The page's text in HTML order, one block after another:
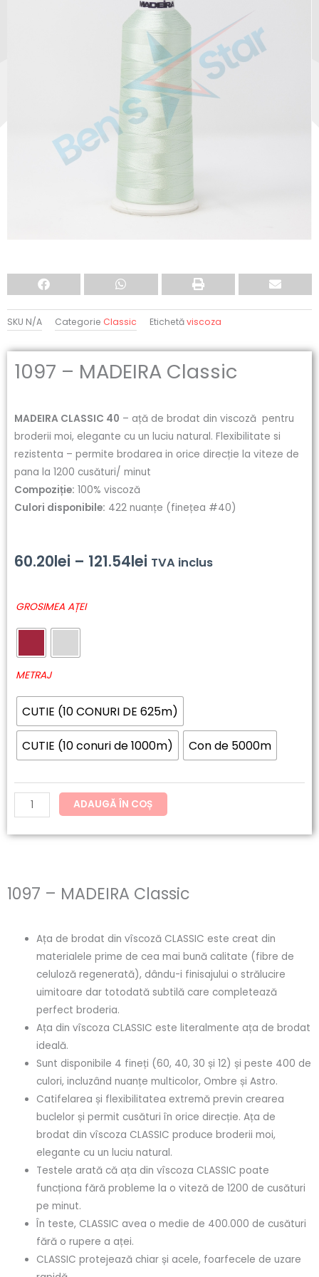
SKU N/A Categorie Classic Etichetăviscoza
1097 – MADEIRA Classic
MADEIRA CLASSIC 40 – ață de brodat din viscoză pentru
broderii moi, elegante cu un luciu natural. Flexibilitate si
rezistenta – permite brodarea in orice direcție la viteze de
pana la 1200 cusături/ minut
Compoziție: 100% viscoză
Culori disponibile: 422 nuanțe (finețea #40)
60.20lei – 121.54lei Interval
la
121.54lei
TVA inclus
GROSIMEA AȚEI
METRAJ
CUTIE (10 CONURI DE 625m)
CUTIE (10 conuri de 1000m) Con de 5000m
Cantitate
MADEIRA
Classic
ADAUGĂ ÎN COȘ
1097 – MADEIRA Classic
Ața de brodat din vîscoză CLASSIC este creat din
materialele prime de cea mai bună calitate (fibre de
celuloză regenerată), dându-i finisajului o strălucire
uimitoare dar totodată subtilă care completează
perfect broderia.
Ața din vîscoza CLASSIC este literalmente ața de brodat
ideală.
Sunt disponibile 4 fineți (60, 40, 30 și 12) și peste 400 de
culori, incluzând nuanțe multicolor, Ombre și Astro.
Catifelarea și flexibilitatea extremă previn crearea
buclelor și permit cusături în orice direcție. Ața de
brodat din vîscoza CLASSIC produce broderii moi,
elegante cu un luciu natural.
Testele arată că ața din vîscoza CLASSIC poate
funcționa fără probleme la o viteză de 1200 de cusături
pe minut.
În teste, CLASSIC avea o medie de 400.000 de cusături
fără o rupere a aței.
CLASSIC protejează chiar și acele, foarfecele de uzare